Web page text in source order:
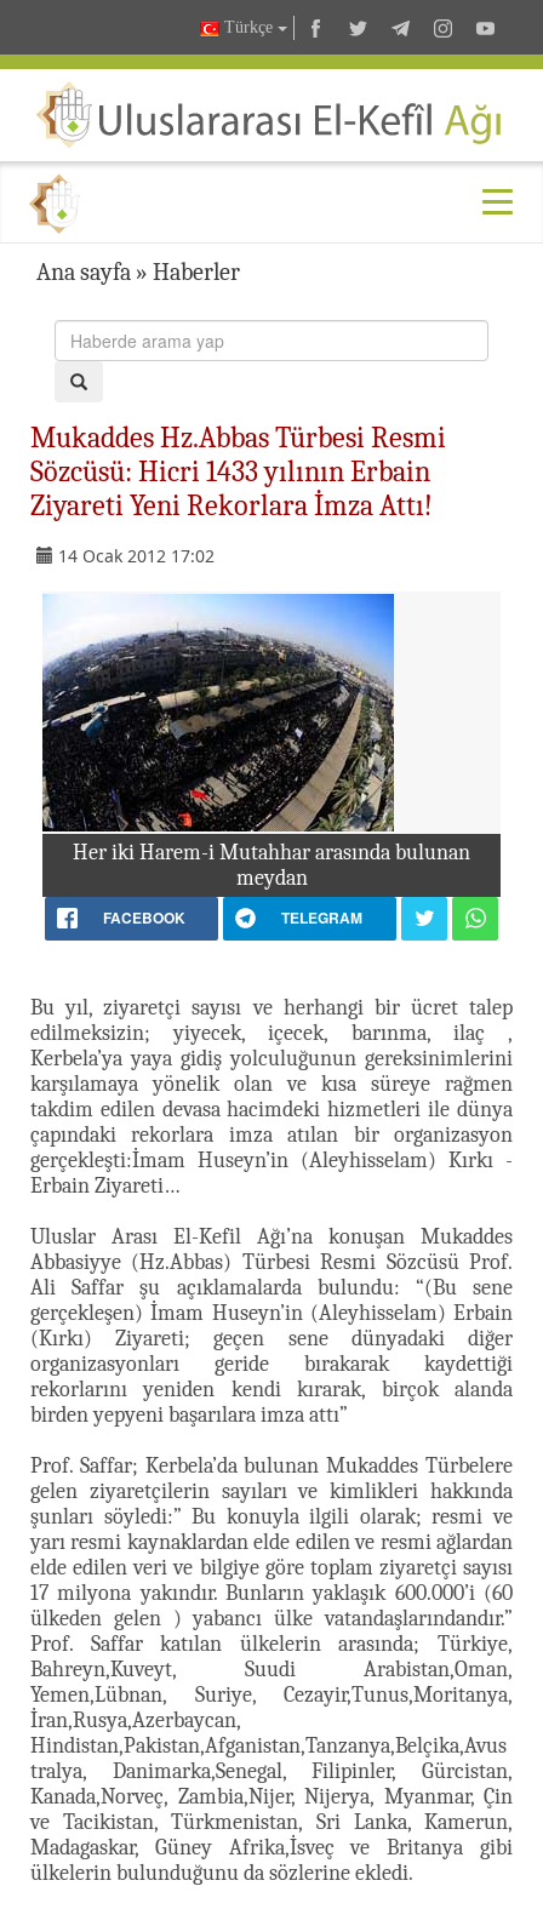
Türkçe
Ana sayfa » Haberler
Mukaddes Hz.Abbas Türbesi Resmi
Sözcüsü: Hicri 1433 yılının Erbain
Ziyareti Yeni Rekorlara İmza Attı!
14 Ocak 2012 17:02
Her iki Harem-i Mutahhar arasında bulunan
meydan
FACEBOOK TELEGRAM
Bu yıl, ziyaretçi sayısı ve herhangi bir ücret talep
edilmeksizin; yiyecek, içecek, barınma, ilaç ,
Kerbela’ya yaya gidiş yolculuğunun gereksinimlerini
karşılamaya yönelik olan ve kısa süreye rağmen
takdim edilen devasa hacimdeki hizmetleri ile dünya
çapındaki rekorlara imza atılan bir organizasyon
gerçekleşti:İmam Huseyn’in (Aleyhisselam) Kırkı -
Erbain Ziyareti…
Uluslar Arası El-Kefil Ağı’na konuşan Mukaddes
Abbasiyye (Hz.Abbas) Türbesi Resmi Sözcüsü Prof.
Ali Saffar şu açıklamalarda bulundu: “(Bu sene
gerçekleşen) İmam Huseyn’in (Aleyhisselam) Erbain
(Kırkı) Ziyareti; geçen sene dünyadaki diğer
organizasyonları geride bırakarak kaydettiği
rekorlarını yeniden kendi kırarak, birçok alanda
birden yepyeni başarılara imza attı”
Prof. Saffar; Kerbela’da bulunan Mukaddes Türbelere
gelen ziyaretçilerin sayıları ve kimlikleri hakkında
şunları söyledi:” Bu konuyla ilgili olarak; resmi ve
yarı resmi kaynaklardan elde edilen ve resmi ağlardan
elde edilen veri ve bilgiye göre toplam ziyaretçi sayısı
17 milyona yakındır. Bunların yaklaşık 600.000’i (60
ülkeden gelen ) yabancı ülke vatandaşlarındandır.”
Prof. Saffar katılan ülkelerin arasında; Türkiye,
Bahreyn,Kuveyt, Suudi Arabistan,Oman,
Yemen,Lübnan, Suriye, Cezayir,Tunus,Moritanya,
İran,Rusya,Azerbaycan,
Hindistan,Pakistan,Afganistan,Tanzanya,Belçika,Avus
tralya, Danimarka,Senegal, Filipinler, Gürcistan,
Kanada,Norveç, Zambia,Nijer, Nijerya, Myanmar, Çin
ve Tacikistan, Türkmenistan, Sri Lanka, Kamerun,
Madagaskar, Güney Afrika,İsveç ve Britanya gibi
ülkelerin bulunduğunu da sözlerine ekledi.